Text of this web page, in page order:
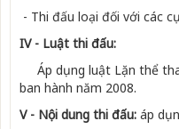
- Thi đấu loại đối với các
IV - Luật thi đấu:
Áp dụng luật Lặn thể
ban hành năm 2008.
V - Nội dung thi đấu: áp